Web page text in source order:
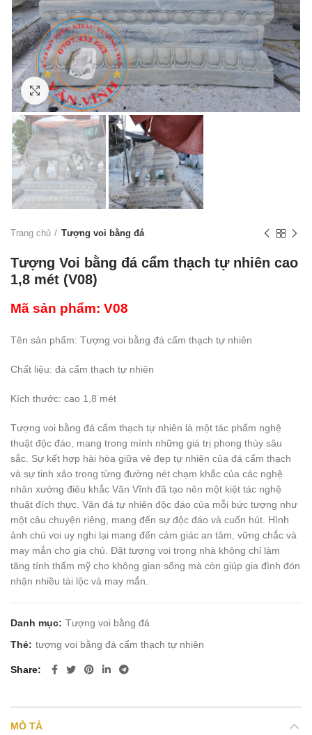
Click to enlarge
Trang chủ Tượng voi bằng đá
Tượng Voi bằng đá cẩm thạch tự nhiên cao
1,8 mét (V08)
Mã sản phẩm: V08
Tên sản phẩm: Tượng voi bằng đá cẩm thạch tự nhiên
Chất liệu: đá cẩm thạch tự nhiên
Kích thước: cao 1,8 mét
Tượng voi bằng đá cẩm thạch tự nhiên là một tác phẩm nghệ
thuật độc đáo, mang trong mình những giá trị phong thủy sâu
sắc. Sự kết hợp hài hòa giữa vẻ đẹp tự nhiên của đá cẩm thạch
và sự tinh xảo trong từng đường nét chạm khắc của các nghệ
nhân xưởng điêu khắc Văn Vĩnh đã tạo nên một kiệt tác nghệ
thuật đích thực. Vân đá tự nhiên độc đáo của mỗi bức tượng như
một câu chuyện riêng, mang đến sự độc đáo và cuốn hút. Hình
ảnh chú voi uy nghi lại mang đến cảm giác an tâm, vững chắc và
may mắn cho gia chủ. Đặt tượng voi trong nhà không chỉ làm
tăng tính thẩm mỹ cho không gian sống mà còn giúp gia đình đón
nhận nhiều tài lộc và may mắn.
Danh mục: Tượng voi bằng đá
Thẻ: tượng voi bằng đá cẩm thạch tự nhiên
Share
MÔ TẢ